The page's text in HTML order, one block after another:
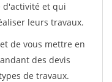
d'activité et qui
leurs travaux.
de vous mettre en
des devis
de travaux.